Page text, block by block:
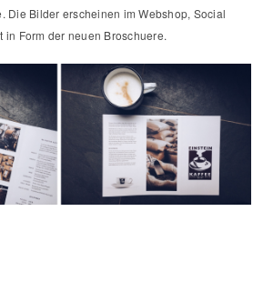
Die Bilder erscheinen im Webshop, Social
in Form der neuen Broschuere.